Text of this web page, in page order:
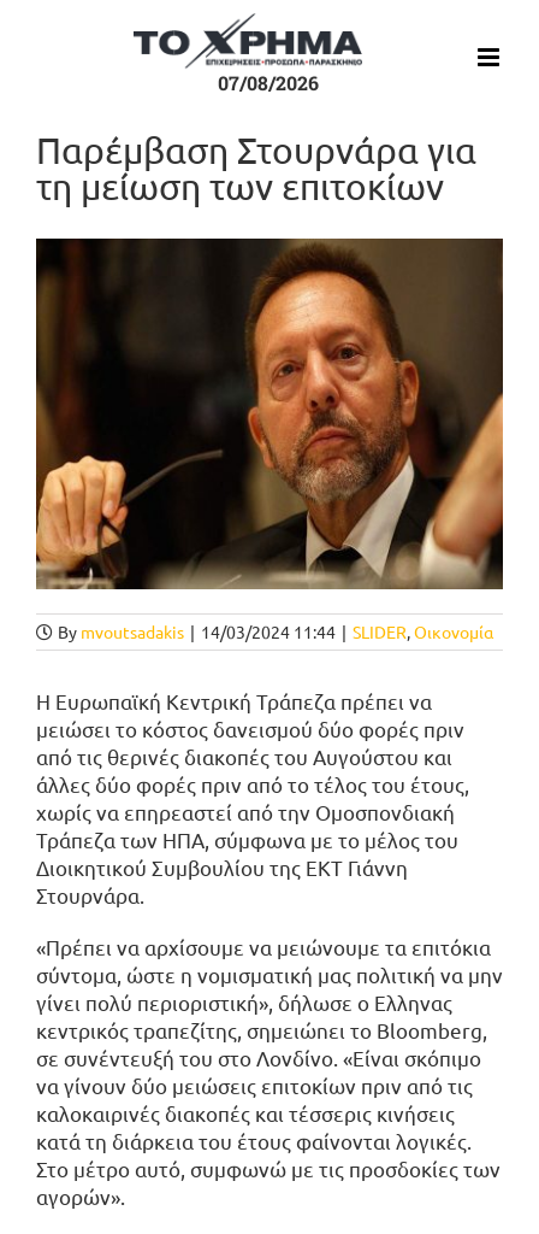
07/08/2026
Παρέμβαση Στουρνάρα για
τη μείωση των επιτοκίων
μεγαλύτερης
By mvoutsadakis | 14/03/2024 11:44 | SLIDER,Οικονομία
Η Ευρωπαϊκή Κεντρική Τράπεζα πρέπει να
μειώσει το κόστος δανεισμού δύο φορές πριν
από τις θερινές διακοπές του Αυγούστου και
άλλες δύο φορές πριν από το τέλος του έτους,
χωρίς να επηρεαστεί από την Ομοσπονδιακή
Τράπεζα των ΗΠΑ, σύμφωνα με το μέλος του
Διοικητικού Συμβουλίου της ΕΚΤ Γιάννη
Στουρνάρα.
«Πρέπει να αρχίσουμε να μειώνουμε τα επιτόκια
σύντομα, ώστε η νομισματική μας πολιτική να μην
γίνει πολύ περιοριστική», δήλωσε ο Ελληνας
κεντρικός τραπεζίτης, σημειώnει το Bloomberg,
σε συνέντευξή του στο Λονδίνο. «Είναι σκόπιμο
να γίνουν δύο μειώσεις επιτοκίων πριν από τις
καλοκαιρινές διακοπές και τέσσερις κινήσεις
κατά τη διάρκεια του έτους φαίνονται λογικές.
Στο μέτρο αυτό, συμφωνώ με τις προσδοκίες των
αγορών».